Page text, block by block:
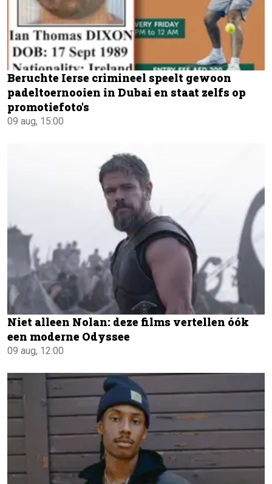
Beruchte Ierse crimineel speelt gewoon
padeltoernooien in Dubai en staat zelfs op
promotiefoto's
09 aug, 15:00
Niet alleen Nolan: deze films vertellen óók
een moderne Odyssee
09 aug, 12:00